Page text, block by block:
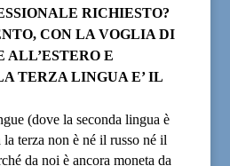
RICHIESTO?
CON LA VOGLIA DI
ALL’ESTERO E
TERZA LINGUA E’ IL
(dove la seconda lingua è
terza non è né il russo né il
da noi è ancora moneta da